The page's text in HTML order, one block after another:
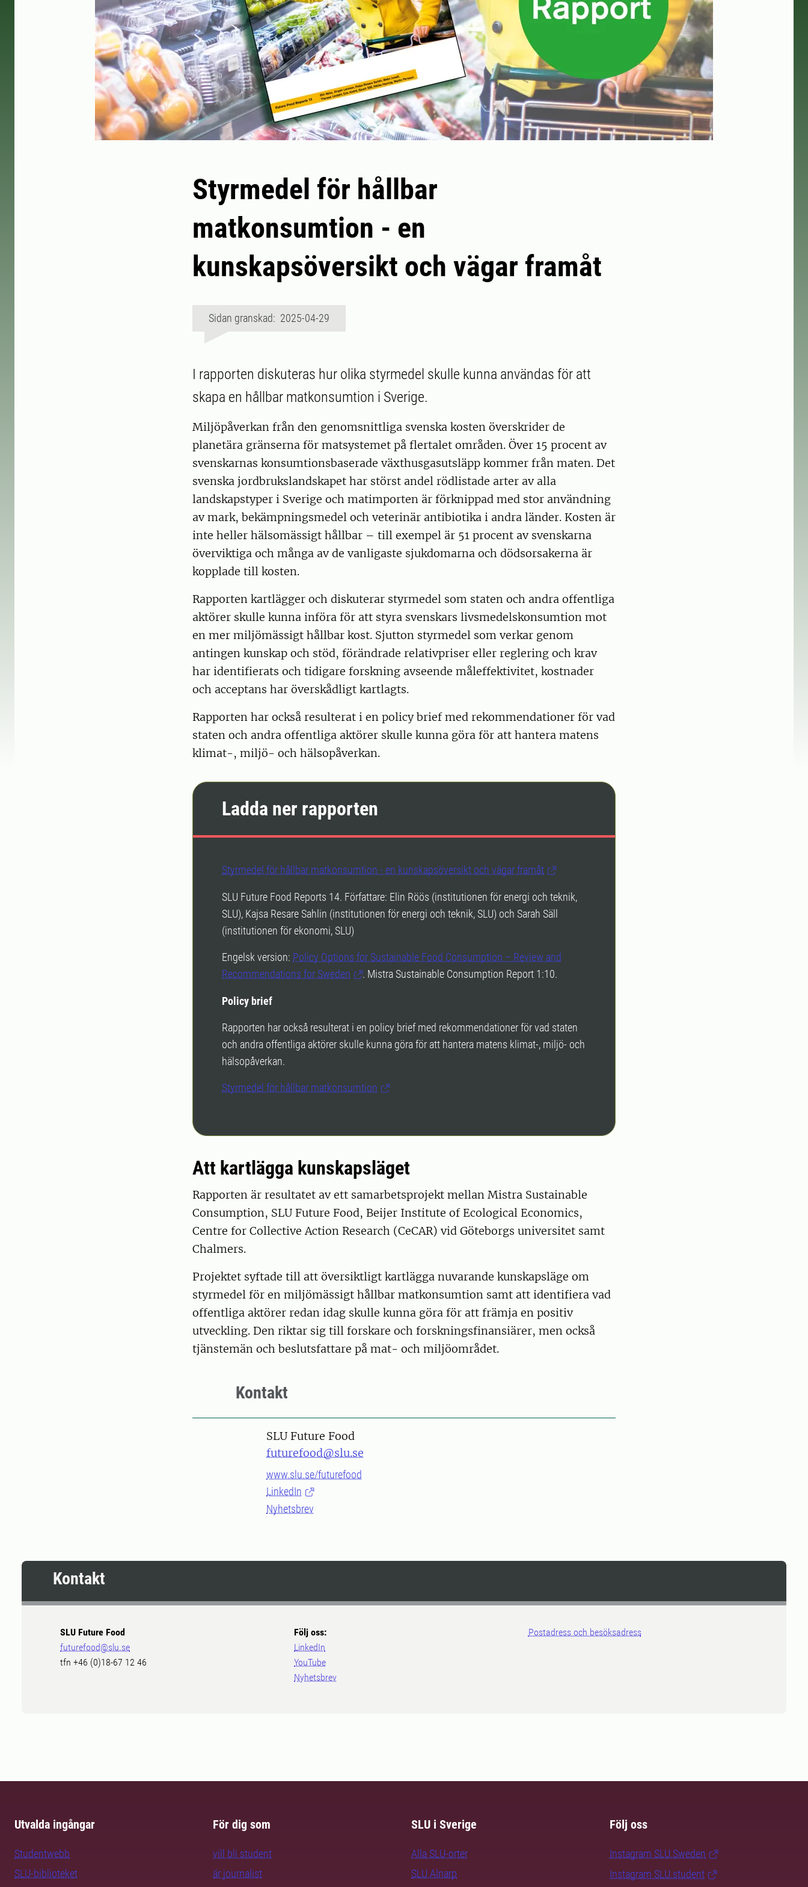
Styrmedel för hållbar
matkonsumtion - en
kunskapsöversikt och vägar framåt
Sidan granskad: 2025-04-29
I rapporten diskuteras hur olika styrmedel skulle kunna användas för att
skapa en hållbar matkonsumtion i Sverige.
Miljöpåverkan från den genomsnittliga svenska kosten överskrider de
planetära gränserna för matsystemet på flertalet områden. Över 15 procent av
svenskarnas konsumtionsbaserade växthusgasutsläpp kommer från maten. Det
svenska jordbrukslandskapet har störst andel rödlistade arter av alla
landskapstyper i Sverige och matimporten är förknippad med stor användning
av mark, bekämpningsmedel och veterinär antibiotika i andra länder. Kosten är
inte heller hälsomässigt hållbar – till exempel är 51 procent av svenskarna
överviktiga och många av de vanligaste sjukdomarna och dödsorsakerna är
kopplade till kosten.
Rapporten kartlägger och diskuterar styrmedel som staten och andra offentliga
aktörer skulle kunna införa för att styra svenskars livsmedelskonsumtion mot
en mer miljömässigt hållbar kost. Sjutton styrmedel som verkar genom
antingen kunskap och stöd, förändrade relativpriser eller reglering och krav
har identifierats och tidigare forskning avseende måleffektivitet, kostnader
och acceptans har överskådligt kartlagts.
Rapporten har också resulterat i en policy brief med rekommendationer för vad
staten och andra offentliga aktörer skulle kunna göra för att hantera matens
klimat-, miljö- och hälsopåverkan.
Ladda ner rapporten
Styrmedel för hållbar matkonsumtion - en kunskapsöversikt och vägar framåt
SLU Future Food Reports 14. Författare: Elin Röös (institutionen för energi och teknik,
SLU), Kajsa Resare Sahlin (institutionen för energi och teknik, SLU) och Sarah Säll
(institutionen för ekonomi, SLU)
Engelsk version: Policy Options for Sustainable Food Consumption – Review and
Recommendations for Sweden
. Mistra Sustainable Consumption Report 1:10.
Policy brief
Rapporten har också resulterat i en policy brief med rekommendationer för vad staten
och andra offentliga aktörer skulle kunna göra för att hantera matens klimat-, miljö- och
hälsopåverkan.
Styrmedel för hållbar matkonsumtion
Att kartlägga kunskapsläget
Rapporten är resultatet av ett samarbetsprojekt mellan Mistra Sustainable
Consumption, SLU Future Food, Beijer Institute of Ecological Economics,
Centre for Collective Action Research (CeCAR) vid Göteborgs universitet samt
Chalmers.
Projektet syftade till att översiktligt kartlägga nuvarande kunskapsläge om
styrmedel för en miljömässigt hållbar matkonsumtion samt att identifiera vad
offentliga aktörer redan idag skulle kunna göra för att främja en positiv
utveckling. Den riktar sig till forskare och forskningsfinansiärer, men också
tjänstemän och beslutsfattare på mat- och miljöområdet.
Kontakt
SLU Future Food
futurefood@slu.se
www.slu.se/futurefood
LinkedIn
Nyhetsbrev
Kontakt
SLU Future Food
futurefood@slu.se
tfn +46 (0)18-67 12 46
Följ oss:
LinkedIn
YouTube
Nyhetsbrev
Postadress och besöksadress
Utvalda ingångar
Studentwebb
SLU-biblioteket
För dig som
vill bli student
är journalist
SLU i Sverige
Alla SLU-orter
SLU Alnarp
Följ oss
Instagram SLU.Sweden
Instagram SLU.student